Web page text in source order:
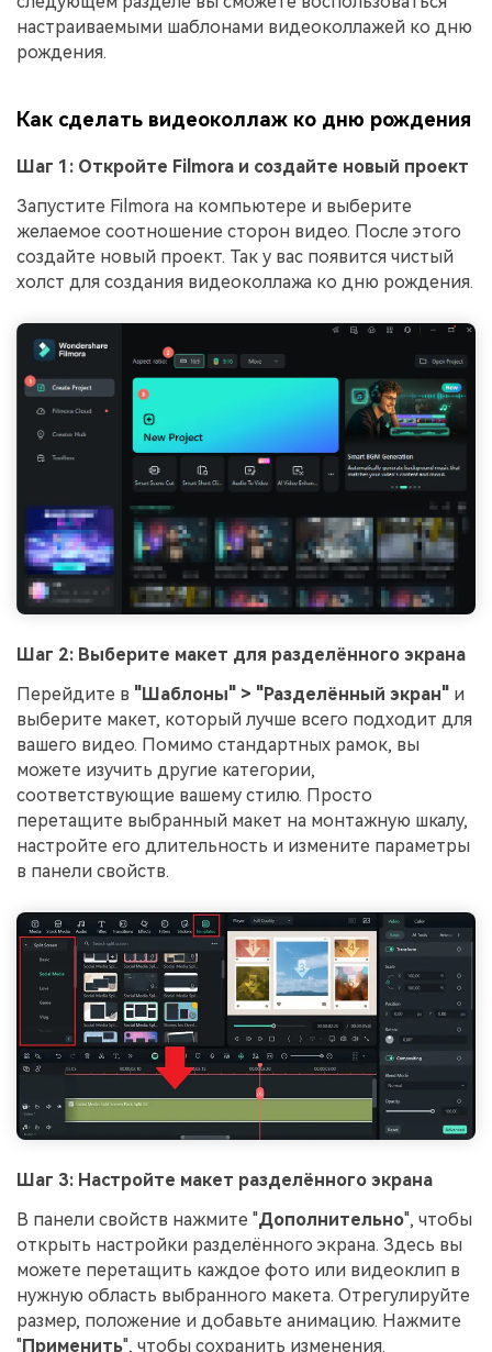
настраиваемыми шаблонами видеоколлажей ко дню
рождения.
Как сделать видеоколлаж ко дню рождения
Шаг 1: Откройте Filmora и создайте новый проект
Запустите Filmora на компьютере и выберите
желаемое соотношение сторон видео. После этого
создайте новый проект. Так у вас появится чистый
холст для создания видеоколлажа ко дню рождения.
Шаг 2: Выберите макет для разделённого экрана
Перейдите в "Шаблоны" > "Разделённый экран" и
выберите макет, который лучше всего подходит для
вашего видео. Помимо стандартных рамок, вы
можете изучить другие категории,
соответствующие вашему стилю. Просто
перетащите выбранный макет на монтажную шкалу,
настройте его длительность и измените параметры
в панели свойств.
Шаг 3: Настройте макет разделённого экрана
В панели свойств нажмите "Дополнительно", чтобы
открыть настройки разделённого экрана. Здесь вы
можете перетащить каждое фото или видеоклип в
нужную область выбранного макета. Отрегулируйте
размер, положение и добавьте анимацию. Нажмите
"Применить", чтобы сохранить изменения.